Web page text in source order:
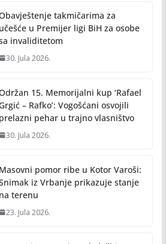
takmičarima za
učešće u Premijer ligi BiH za osobe
invaliditetom
30. Jula 2026.
15. Memorijalni kup ‘Rafael
– Rafko’: Vogošćani osvojili
prelazni pehar u trajno vlasništvo
30. Jula 2026.
Masovni pomor ribe u Kotor Varoši:
iz Vrbanje prikazuje stanje
na terenu
23. Jula 2026.